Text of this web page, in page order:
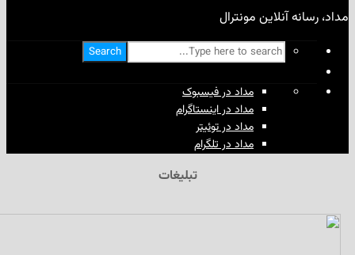
مونترال
Search
مداد در فیسبوک
مداد در اینستاگرام
مداد در توئیتر
مداد در تلگرام